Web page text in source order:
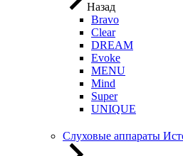
Назад
Bravo
Clear
DREAM
Evoke
MENU
Mind
Super
UNIQUE
Слуховые аппараты